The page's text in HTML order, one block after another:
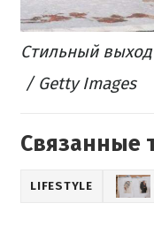
Стильный
/ Getty Images
Связанные
LIFESTYLE